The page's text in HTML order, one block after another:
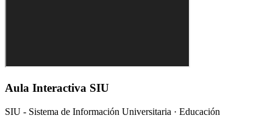
Aula Interactiva SIU
SIU - Sistema de Información Universitaria · Educación